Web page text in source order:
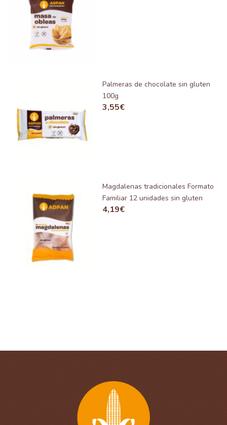
Palmeras de chocolate sin gluten
100g
3,55€
Magdalenas tradicionales Formato
Familiar 12 unidades sin gluten
4,19€